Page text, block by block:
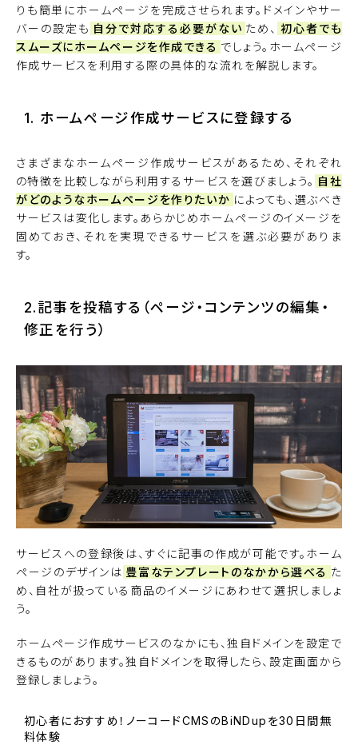
りも簡単にホームページを完成させられます。ドメインやサー
バーの設定も 自分で対応する必要がない ため、 初心者でも
スムーズにホームページを作成できる でしょう。ホームページ
作成サービスを利用する際の具体的な流れを解説します。
1. ホームページ作成サービスに登録する
さまざまなホームページ作成サービスがあるため、それぞれ
の特徴を比較しながら利用するサービスを選びましょう。 自社
がどのようなホームページを作りたいか によっても、選ぶべき
サービスは変化します。あらかじめホームページのイメージを
固めておき、それを実現できるサービスを選ぶ必要がありま
す。
2.記事を投稿する（ページ・コンテンツの編集・
修正を行う）
サービスへの登録後は、すぐに記事の作成が可能です。ホーム
ページのデザインは 豊富なテンプレートのなかから選べる た
め、自社が扱っている商品のイメージにあわせて選択しましょ
う。
ホームページ作成サービスのなかにも、独自ドメインを設定で
きるものがあります。独自ドメインを取得したら、設定画面から
登録しましょう。
初心者におすすめ！ノーコードCMSのBiNDupを30日間無
料体験